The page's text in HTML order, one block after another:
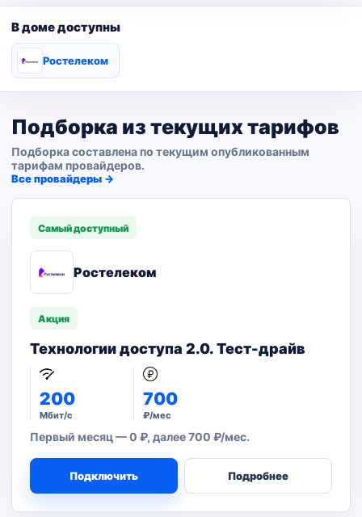
В доме доступны
Ростелеком
Подборка из текущих тарифов
Подборка составлена по текущим опубликованным
тарифам провайдеров.
Все провайдеры →
Самый доступный
Ростелеком
Акция
Технологии доступа 2.0. Тест-драйв
200
Мбит/с
700
₽/мес
Первый месяц — 0 ₽, далее 700 ₽/мес.
Подключить Подробнее